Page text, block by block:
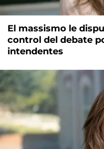
El massismo le
control del debate
intendentes